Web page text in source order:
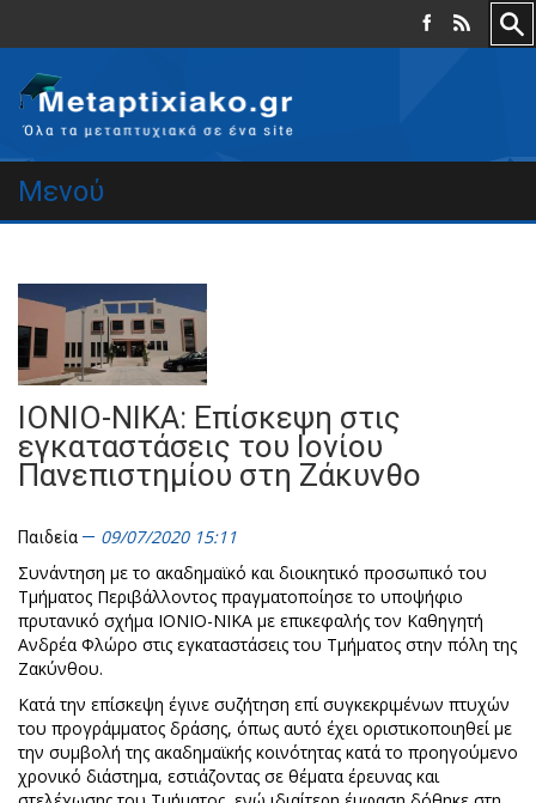
Μενού
ΙΟΝΙΟ-ΝΙΚΑ: Επίσκεψη στις
εγκαταστάσεις του Ιονίου
Πανεπιστημίου στη Ζάκυνθο
Παιδεία
09/07/2020 15:11
Συνάντηση με το ακαδημαϊκό και διοικητικό προσωπικό του
Τμήματος Περιβάλλοντος πραγματοποίησε το υποψήφιο
πρυτανικό σχήμα ΙΟΝΙΟ-ΝΙΚΑ με επικεφαλής τον Καθηγητή
Ανδρέα Φλώρο στις εγκαταστάσεις του Τμήματος στην πόλη της
Ζακύνθου.
Κατά την επίσκεψη έγινε συζήτηση επί συγκεκριμένων πτυχών
του προγράμματος δράσης, όπως αυτό έχει οριστικοποιηθεί με
την συμβολή της ακαδημαϊκής κοινότητας κατά το προηγούμενο
χρονικό διάστημα, εστιάζοντας σε θέματα έρευνας και